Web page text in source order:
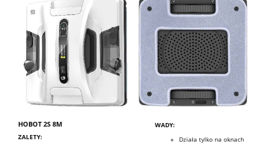
HOBOT 2S 8M
ZALETY:
WADY:
Działa tylko na oknach